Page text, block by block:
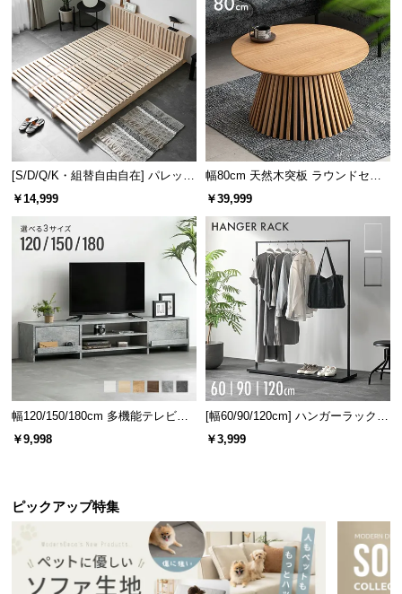
す。
引き出し耐荷重
約30㎏ 約7㎏
自然のぬくもりを感じる木目調
調。どんなお部屋にも馴染むので長くお使い頂けま
す。
[S/D/Q/K・組替自由自在] パレット
ベッド 8/12/16枚セット
￥14,999
幅80cm 天然木突板 ラウンドセン
ターテーブル 美しい格子デザイン
￥39,999
幅120/150/180cm 多機能テレビボ
ード 木目/石目調 オープン収納・
引き出し収納付き
￥9,998
[幅60/90/120cm] ハンガーラック
スチール 4段階高さ調節 サイドフ
ック オープンラック シンプル
￥3,999
ピックアップ特集